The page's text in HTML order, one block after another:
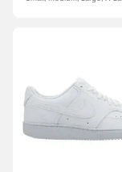
Megnyit egy